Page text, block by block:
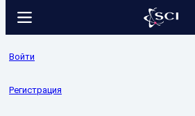
Войти
Регистрация